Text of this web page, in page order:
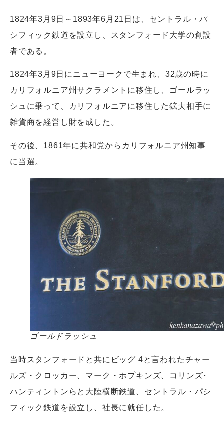
1824年3月9日～1893年6月21日は、セントラル・パ
シフィック鉄道を設立し、スタンフォード大学の創設
者である。
1824年3月9日にニューヨークで生まれ、32歳の時に
カリフォルニア州サクラメントに移住し、ゴールラッ
シュに乗って、カリフォルニアに移住した鉱夫相手に
雑貨商を経営し財を成した。
その後、1861年に共和党からカリフォルニア州知事
に当選。
ゴールドラッシュ
当時スタンフォードと共にビッグ 4と言われたチャー
ルズ・クロッカー、マーク・ホプキンズ、コリンズ･
ハンティントンらと大陸横断鉄道、セントラル・パシ
フィック鉄道を設立し、社長に就任した。